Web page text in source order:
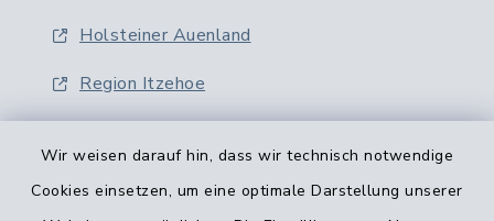
Wir weisen darauf hin, dass wir technisch notwendige
Cookies einsetzen, um eine optimale Darstellung unserer
Holsteiner Auenland
Region Itzehoe